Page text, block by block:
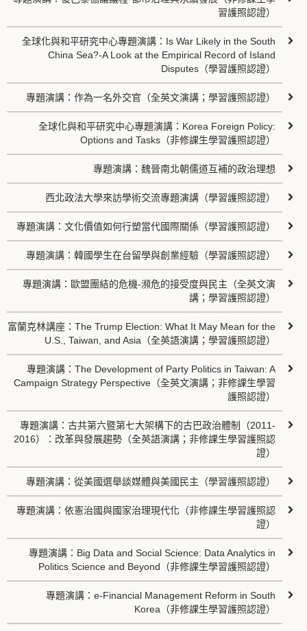
習護照認證）
全球化與和平研究中心專題演講：Is War Likely in the South
China Sea?-A Look at the Empirical Record of Island
Disputes（學習護照認證）
專題演講：作為一名外交官（全英文演講；學習護照認證）
全球化與和平研究中心專題演講：Korea Foreign Policy:
Options and Tasks（非修課生學習護照認證）
專題演講：魏晉南北朝儒道互補的政治理想
西北政法大學來訪學術交流專題演講（學習護照認證）
專題演講：文化價值如何行塑當代國際關係（學習護照認證）
專題演講：韓國學生在台留學與創業經驗（學習護照認證）
專題演講：歐盟團結的危機-瀕危的接受度與民主（全英文演
講；學習護照認證）
富蘭克林講座：The Trump Election: What It May Mean for the
U.S., Taiwan, and Asia（全英語演講；學習護照認證）
專題演講：The Development of Party Politics in Taiwan: A
Campaign Strategy Perspective（全英文演講；非修課生學習
護照認證）
專題演講：古共第六暨第七大架構下的古巴政治體制（2011-
2016）：改革與發展趨勢（全英語演講；非修課生學習護照認
證）
專題演講：從美國選舉談媒體與美國民主（學習護照認證）
專題演講：依憲治國與國家治理現代化（非修課生學習護照認
證）
專題演講：Big Data and Social Science: Data Analytics in
Politics Science and Beyond（非修課生學習護照認證）
專題演講：e-Financial Management Reform in South
Korea（非修課生學習護照認證）